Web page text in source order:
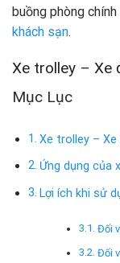
buồng phòng
khách sạn.
Xe trolley – Xe
Mục Lục
Xe trolley – Xe
Ứng dụng của
Lợi ích khi sử
Đối
Đối